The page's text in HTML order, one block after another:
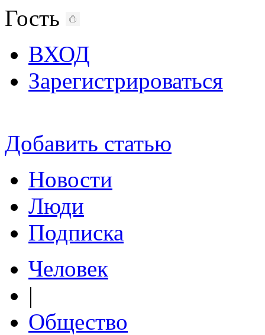
Гость
ВХОД
Зарегистрироваться
Добавить статью
Новости
Люди
Подписка
Человек
|
Общество